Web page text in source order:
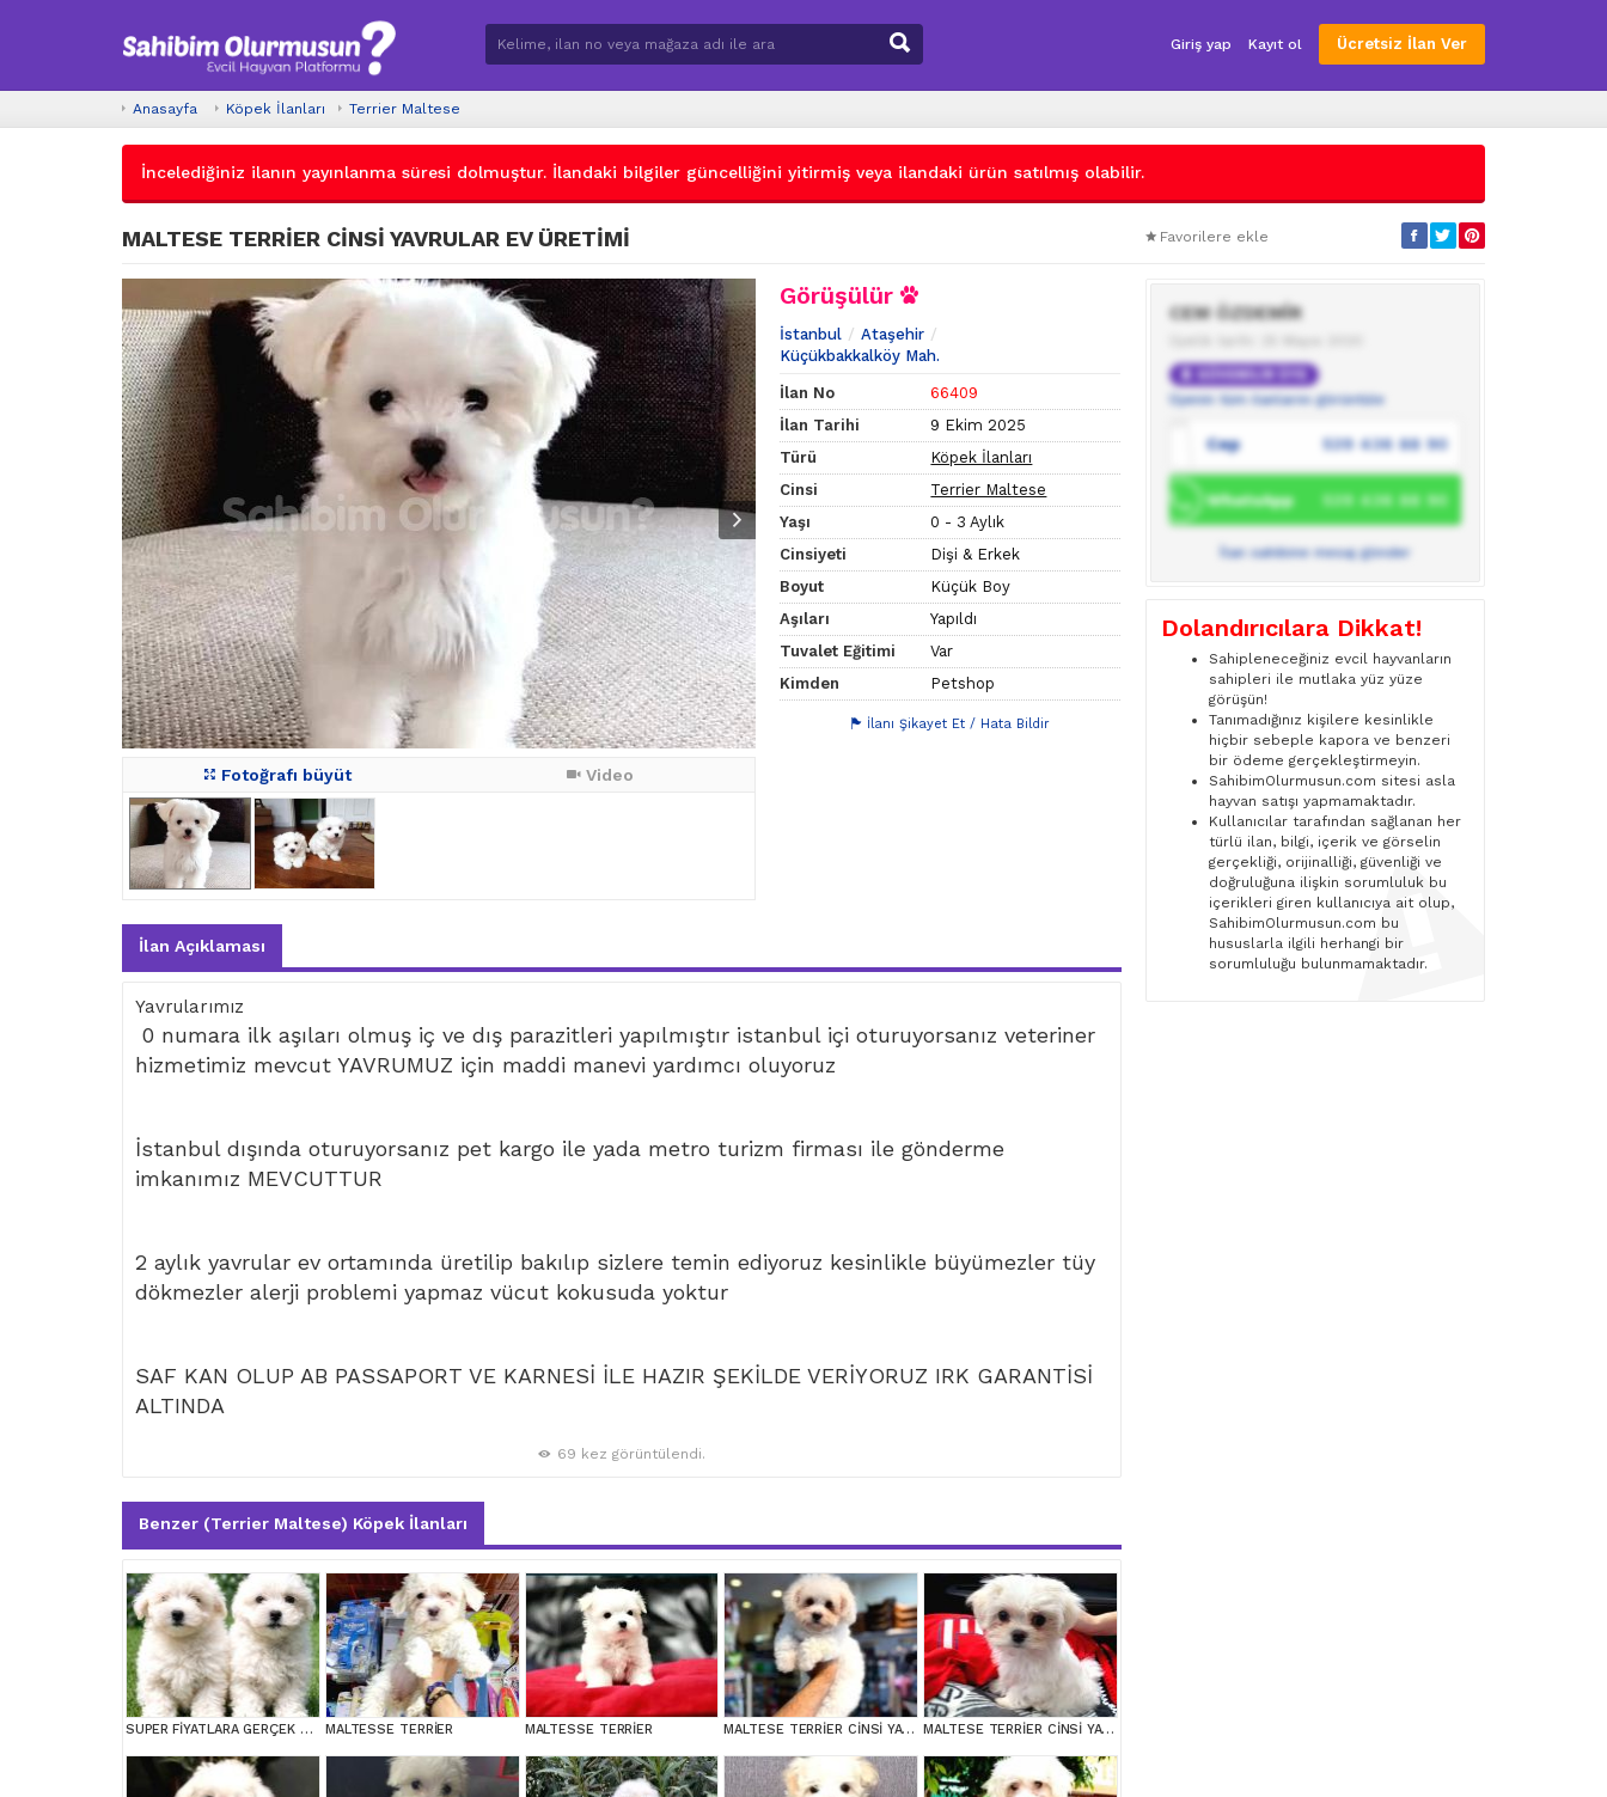
Giriş yap Kayıt ol Ücretsiz İlan Ver
Anasayfa Köpek İlanları Terrier Maltese
İncelediğiniz ilanın yayınlanma süresi dolmuştur. İlandaki bilgiler güncelliğini yitirmiş veya ilandaki ürün satılmış olabilir.
MALTESE TERRİER CİNSİ YAVRULAR EV ÜRETİMİ Favorilere ekle
Fotoğrafı büyüt Video
Görüşülür
İstanbul
Ataşehir
Küçükbakkalköy Mah.
İlan No
66409
İlan Tarihi
9 Ekim 2025
Türü
Köpek İlanları
Cinsi
Terrier Maltese
Yaşı
0 - 3 Aylık
Cinsiyeti
Dişi & Erkek
Boyut
Küçük Boy
Aşıları
Yapıldı
Tuvalet Eğitimi
Var
Kimden
Petshop
İlanı Şikayet Et / Hata Bildir
İlan Açıklaması
Yavrularımız
0 numara ilk aşıları olmuş iç ve dış parazitleri yapılmıştır istanbul içi oturuyorsanız veteriner
hizmetimiz mevcut YAVRUMUZ için maddi manevi yardımcı oluyoruz
İstanbul dışında oturuyorsanız pet kargo ile yada metro turizm firması ile gönderme
imkanımız MEVCUTTUR
2 aylık yavrular ev ortamında üretilip bakılıp sizlere temin ediyoruz kesinlikle büyümezler tüy
dökmezler alerji problemi yapmaz vücut kokusuda yoktur
SAF KAN OLUP AB PASSAPORT VE KARNESİ İLE HAZIR ŞEKİLDE VERİYORUZ IRK GARANTİSİ
ALTINDA
69 kez görüntülendi.
Benzer (Terrier Maltese) Köpek İlanları
SUPER FİYATLARA GERÇEK MALTESE YAVRULAR MALTESSE TERRİER MALTESSE TERRİER MALTESE TERRİER CİNSİ YAVRULAR MALTESE TERRİER CİNSİ YAVRULAR
CEM ÖZDEMİR
GÜVENİLİR ÜYE
Üyenin tüm ilanlarını görüntüle
Cep 539 436 88 90
WhatsApp 539 436 88 90
İlan sahibine mesaj gönder
Dolandırıcılara Dikkat!
Sahipleneceğiniz evcil hayvanların
sahipleri ile mutlaka yüz yüze
görüşün!
Tanımadığınız kişilere kesinlikle
hiçbir sebeple kapora ve benzeri
bir ödeme gerçekleştirmeyin.
SahibimOlurmusun.com sitesi asla
hayvan satışı yapmamaktadır.
Kullanıcılar tarafından sağlanan her
türlü ilan, bilgi, içerik ve görselin
gerçekliği, orijinalliği, güvenliği ve
doğruluğuna ilişkin sorumluluk bu
içerikleri giren kullanıcıya ait olup,
SahibimOlurmusun.com bu
hususlarla ilgili herhangi bir
sorumluluğu bulunmamaktadır.